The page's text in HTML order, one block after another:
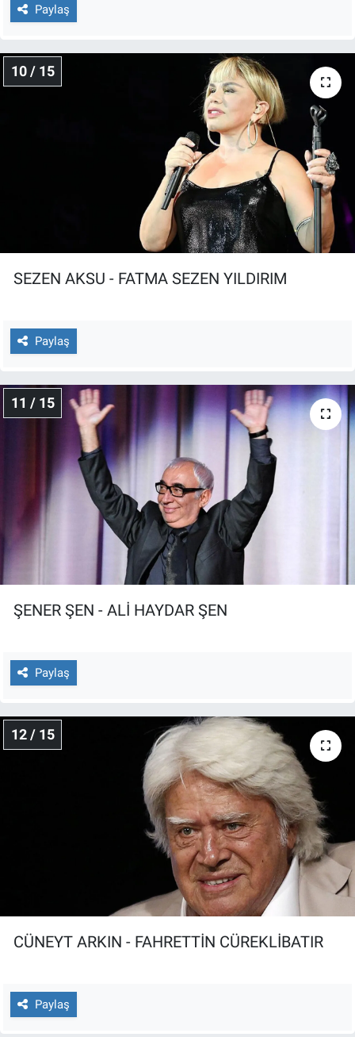
Paylaş
10 / 15
SEZEN AKSU - FATMA SEZEN YILDIRIM
Paylaş
11 / 15
ŞENER ŞEN - ALİ HAYDAR ŞEN
Paylaş
12 / 15
CÜNEYT ARKIN - FAHRETTİN CÜREKLİBATIR
Paylaş